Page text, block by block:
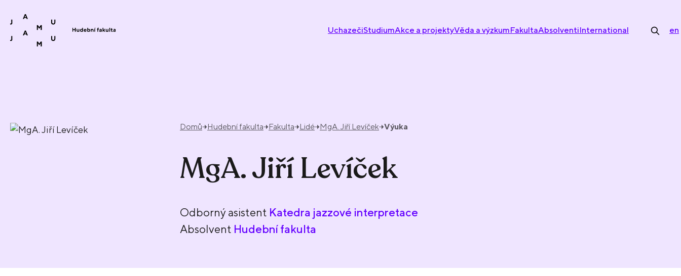
UchazečiStudiumAkce a projektyVěda a výzkumFakultaAbsolventiInternational en
Domů Hudební fakulta Fakulta Lidé MgA. Jiří Levíček Výuka
MgA. Jiří Levíček
Odborný asistent Katedra jazzové interpretace
Absolvent Hudební fakulta